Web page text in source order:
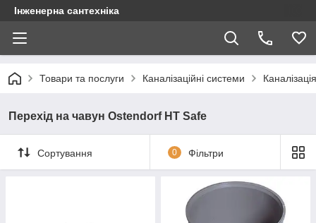
Інженерна сантехніка
Товари та послуги Каналізаційні системи
Перехід на чавун Ostendorf HT Safe
Сортування 0 Фільтри